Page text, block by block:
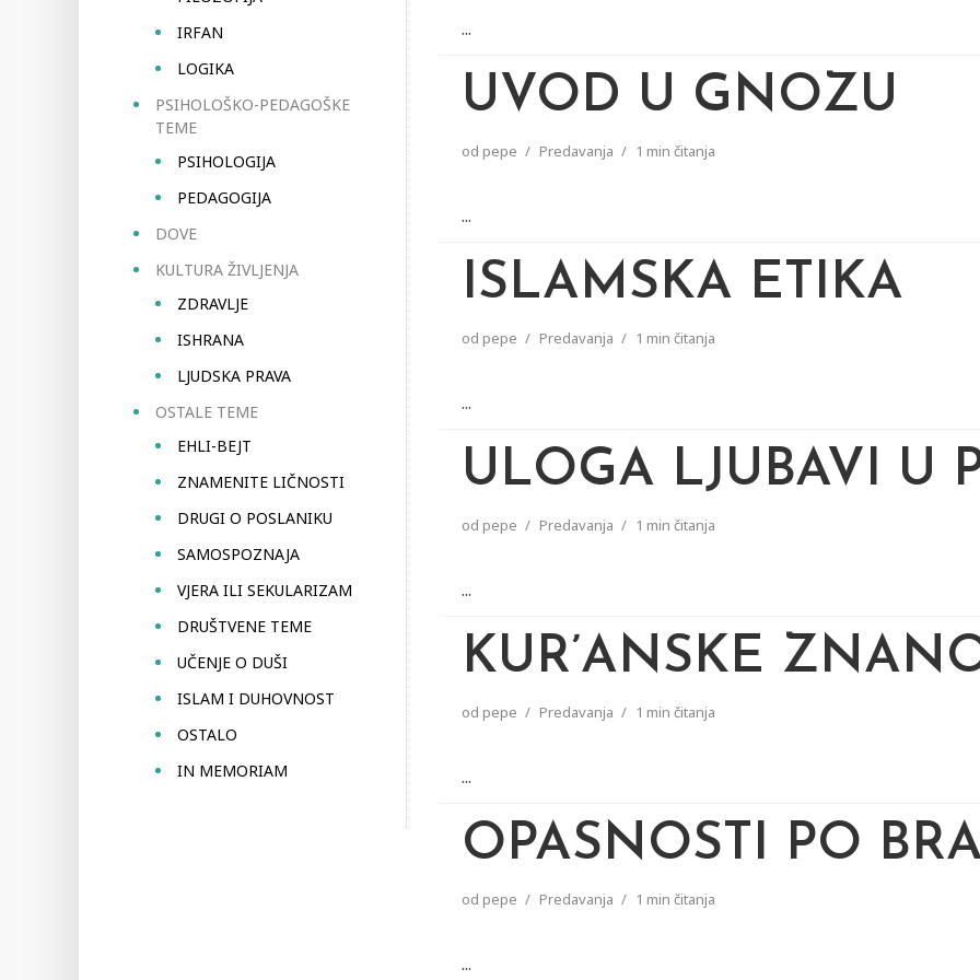
IRFAN
LOGIKA
PSIHOLOŠKO-PEDAGOŠKE
TEME
PSIHOLOGIJA
PEDAGOGIJA
DOVE
KULTURA ŽIVLJENJA
ZDRAVLJE
ISHRANA
LJUDSKA PRAVA
OSTALE TEME
EHLI-BEJT
ZNAMENITE LIČNOSTI
DRUGI O POSLANIKU
SAMOSPOZNAJA
VJERA ILI SEKULARIZAM
DRUŠTVENE TEME
UČENJE O DUŠI
ISLAM I DUHOVNOST
OSTALO
IN MEMORIAM
...
UVOD U GNOZU
od pepe Predavanja 1 min čitanja
...
ISLAMSKA ETIKA
od pepe Predavanja 1 min čitanja
...
ULOGA LJUBAVI U
od pepe Predavanja 1 min čitanja
...
KUR’ANSKE
od pepe Predavanja 1 min čitanja
...
OPASNOSTI PO
od pepe Predavanja 1 min čitanja
...